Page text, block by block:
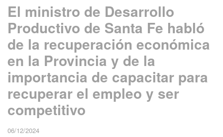
El ministro de Desarrollo
Productivo de Santa Fe habló
de la recuperación económica
en la Provincia y de la
importancia de capacitar para
recuperar el empleo y ser
competitivo
06/12/2024